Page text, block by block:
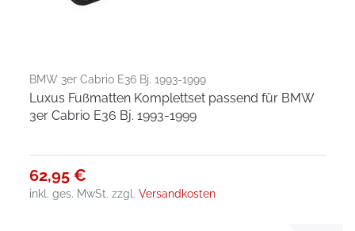
BMW 3er Cabrio E36 Bj. 1993-1999
Luxus Fußmatten Komplettset passend für BMW
3er Cabrio E36 Bj. 1993-1999
62,95 €
inkl. ges. MwSt. zzgl.Versandkosten